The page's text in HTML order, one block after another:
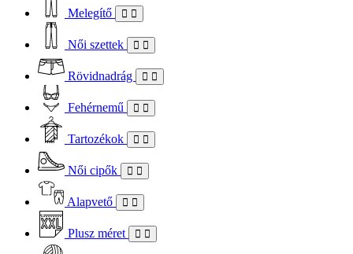
Melegítő
Női szettek
Rövidnadrág
Fehérnemű
Tartozékok
Női cipők
Alapvető
Plusz méret